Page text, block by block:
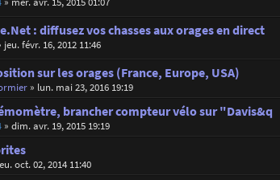
: diffusez vos chasses aux orages en direct
jeu. févr. 16, 2012 11:46
sur les orages (France, Europe, USA)
» lun. mai 23, 2016 19:19
brancher compteur vélo sur "Davis&q
» dim. avr. 19, 2015 19:19
oct. 02, 2014 11:40